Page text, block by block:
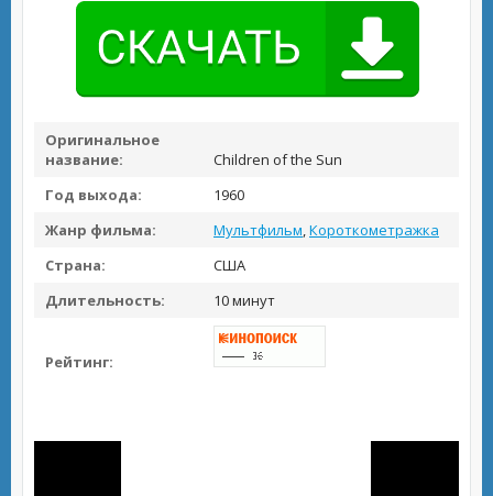
Оригинальное
название:
Children of the Sun
Год выхода:
1960
Жанр фильма:
Мультфильм,Короткометражка
Страна:
США
Длительность:
10 минут
Рейтинг: